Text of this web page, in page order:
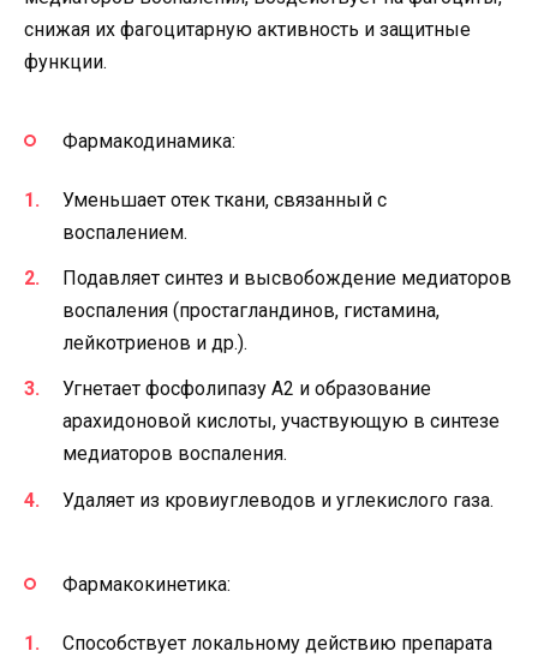
снижая их фагоцитарную активность и защитные
функции.
Фармакодинамика:
Уменьшает отек ткани, связанный с
воспалением.
Подавляет синтез и высвобождение медиаторов
воспаления (простагландинов, гистамина,
лейкотриенов и др.).
Угнетает фосфолипазу А2 и образование
арахидоновой кислоты, участвующую в синтезе
медиаторов воспаления.
Удаляет из кровиуглеводов и углекислого газа.
Фармакокинетика:
Способствует локальному действию препарата